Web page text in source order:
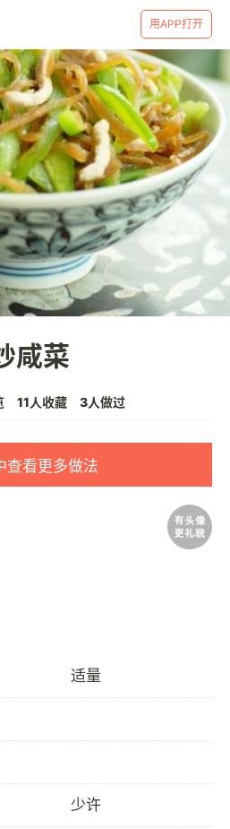
用APP打开
咸菜
11人收藏 3人做过
查看更多做法
适量
少许